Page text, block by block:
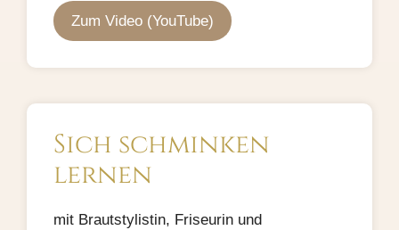
Zum Video (YouTube)
Sich schminken
lernen
mit Brautstylistin, Friseurin und